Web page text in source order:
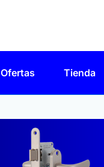
Ofertas Tienda